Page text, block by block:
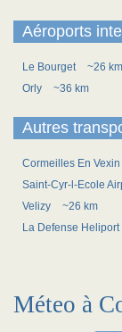
Aéroports
Le Bourget
~26 km
Orly
~36 km
Autres
Cormeilles En Vexin
Saint-Cyr-l-Ecole
Velizy
~26 km
La Defense Heliport
Méteo à